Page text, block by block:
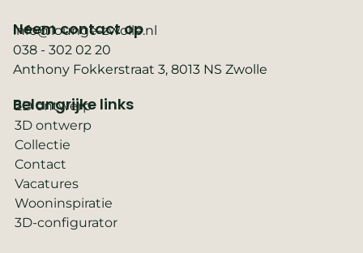
Belangrijke links
2D ontwerp
3D ontwerp
Collectie
Contact
Vacatures
Wooninspiratie
3D-configurator
Neem contact op
info@lounge-zwolle.nl
038 - 302 02 20
Anthony Fokkerstraat 3, 8013 NS Zwolle